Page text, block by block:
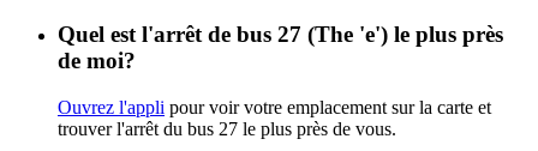
Quel est l'arrêt de bus 27 (The 'e') le plus près
de moi?
Ouvrez l'appli pour voir votre emplacement sur la carte et
trouver l'arrêt du bus 27 le plus près de vous.